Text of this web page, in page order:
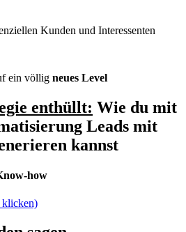
Kunden und Interessenten
ein völlig neues Level
enthüllt: Wie du mit
Leads mit
kannst
how
klicken)